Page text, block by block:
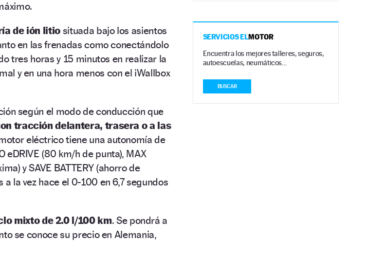
de ión litiosituada bajo los asientos
en las frenadas como conectándolo
tres horas y 15 minutos en realizar la
y en una hora menos con el iWallbox
según el modo de conducción que
tracción delantera, trasera o a las
eléctrico tiene una autonomía de
eDRIVE (80 km/h de punta), MAX
y SAVE BATTERY (ahorro de
la vez hace el 0-100 en 6,7 segundos
mixto de 2.0 l/100 km. Se pondrá a
se conoce su precio en Alemania,
SERVICIOS ELMOTOR
Encuentra los mejores talleres, seguros,
autoescuelas, neumáticos…
BUSCAR